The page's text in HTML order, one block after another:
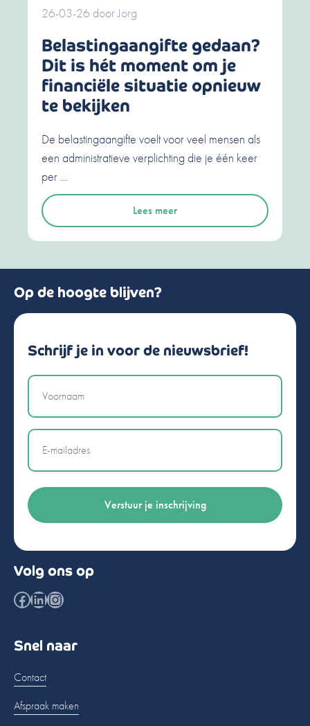
26-03-26 doorJorg
Belastingaangifte gedaan?
Dit is hét moment om je
financiële situatie opnieuw
te bekijken
De belastingaangifte voelt voor veel mensen als
een administratieve verplichting die je één keer
per …
Lees meer
Op de hoogte blijven?
Schrijf je in voor de nieuwsbrief!
Naam
Email
Volg ons op
Facebook
LinkedIn
Instagram
Snel naar
Contact
Afspraak maken